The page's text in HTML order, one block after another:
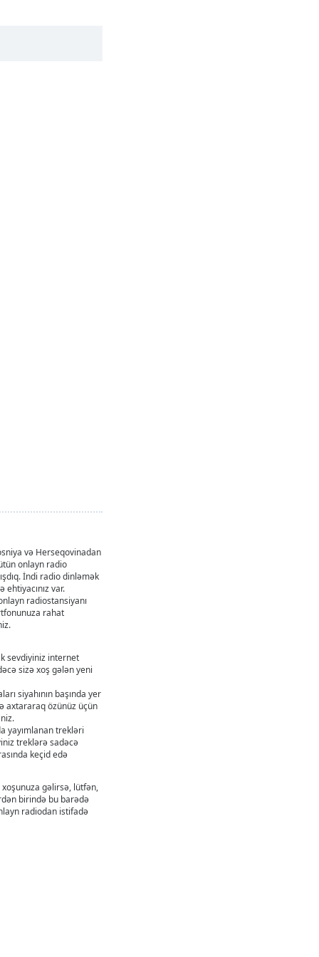
və Herseqovinadan
onlayn radio
İndi radio dinləmək
ehtiyacınız var.
radiostansiyanı
rahat
sevdiyiniz internet
sizə xoş gələn yeni
siyahının başında yer
axtararaq özünüz üçün
yayımlanan trekləri
treklərə sadəcə
keçid edə
xoşunuza gəlirsə, lütfən,
birində bu barədə
radiodan istifadə